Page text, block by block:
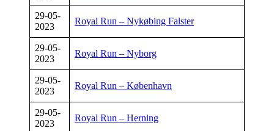
29-05-
2023
Royal Run – Nykøbing Falster
29-05-
2023
Royal Run – Nyborg
29-05-
2023
Royal Run – København
29-05-
2023
Royal Run – Herning